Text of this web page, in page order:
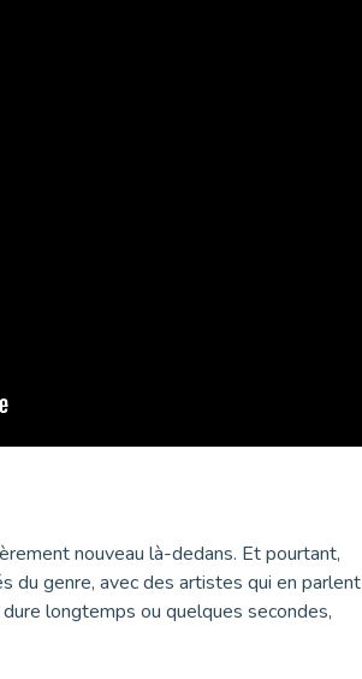
nouveau là-dedans. Et pourtant,
du genre, avec des artistes qui en parlent
longtemps ou quelques secondes,